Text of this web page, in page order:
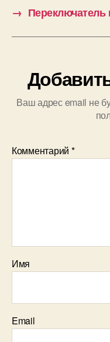
→ Переключатель
Ваш адрес email не
Комментарий *
Имя
Email